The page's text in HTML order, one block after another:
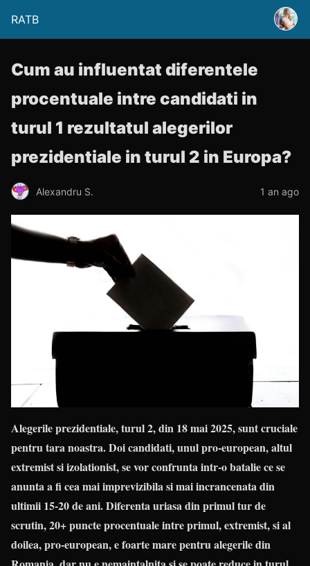
RATB
Cum au influentat diferentele
procentuale intre candidati in
turul 1 rezultatul alegerilor
prezidentiale in turul 2 in Europa?
Alexandru S. 1 an ago
Alegerile prezidentiale, turul 2, din 18 mai 2025, sunt cruciale
pentru tara noastra. Doi candidati, unul pro-european, altul
extremist si izolationist, se vor confrunta intr-o batalie ce se
anunta a fi cea mai imprevizibila si mai incrancenata din
ultimii 15-20 de ani. Diferenta uriasa din primul tur de
scrutin, 20+ puncte procentuale intre primul, extremist, si al
doilea, pro-european, e foarte mare pentru alegerile din